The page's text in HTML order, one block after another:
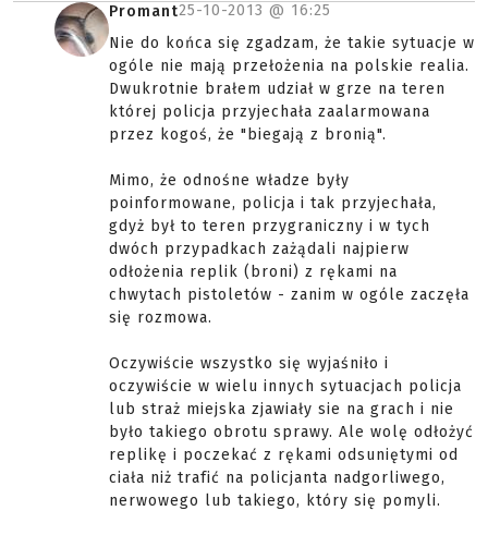
Promant25-10-2013 @ 16:25
Nie do końca się zgadzam, że takie sytuacje w
ogóle nie mają przełożenia na polskie realia.
Dwukrotnie brałem udział w grze na teren
której policja przyjechała zaalarmowana
przez kogoś, że "biegają z bronią".
Mimo, że odnośne władze były
poinformowane, policja i tak przyjechała,
gdyż był to teren przygraniczny i w tych
dwóch przypadkach zażądali najpierw
odłożenia replik (broni) z rękami na
chwytach pistoletów - zanim w ogóle zaczęła
się rozmowa.
Oczywiście wszystko się wyjaśniło i
oczywiście w wielu innych sytuacjach policja
lub straż miejska zjawiały sie na grach i nie
było takiego obrotu sprawy. Ale wolę odłożyć
replikę i poczekać z rękami odsuniętymi od
ciała niż trafić na policjanta nadgorliwego,
nerwowego lub takiego, który się pomyli.